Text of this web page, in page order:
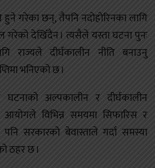
हुने गरेका छन्, तैपनि नदोहोरिनका लागि
गरेको देखिँदैन । त्यसैले यस्ता घटना पुनः
राज्यले दीर्घकालीन नीति बनाउनु
भनिएको छ ।
अल्पकालीन र दीर्घकालीन
आयोगले विभिन्न समयमा सिफारिस र
पनि सरकारको बेवास्ताले गर्दा समस्या
ठहर छ ।